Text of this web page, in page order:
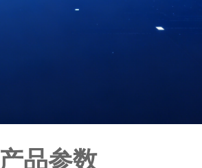
产品参数